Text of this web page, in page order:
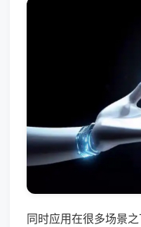
同时应用在很多场景